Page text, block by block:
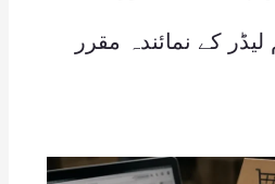
کے نمائندہ مقرر